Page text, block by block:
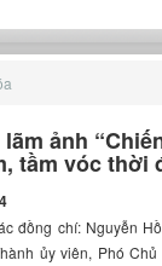
ảnh
tầm vóc thời
đồng chí: Nguyễn
ủy viên, Phó